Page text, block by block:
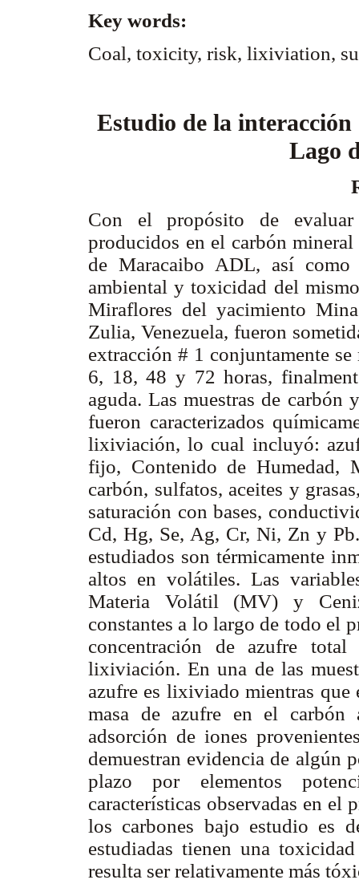
Key words:
Coal, toxicity, risk, lixiviation,
Estudio de la
Lago
Con el propósito de evaluar
producidos en el carbón
de Maracaibo ADL, así como
ambiental y toxicidad del
Miraflores del yacimiento
Zulia, Venezuela, fueron
extracción # 1 conjuntamente
6, 18, 48 y 72 horas,
aguda. Las muestras de
fueron caracterizados
lixiviación, lo cual incluyó:
fijo, Contenido de
carbón, sulfatos, aceites y
saturación con bases,
Cd, Hg, Se, Ag, Cr, Ni, Zn y
estudiados son térmicamente
altos en volátiles. Las
Materia Volátil (MV) y
constantes a lo largo de todo el
concentración de azufre
lixiviación. En una de las
azufre es lixiviado mientras
masa de azufre en el carbón
adsorción de iones
demuestran evidencia de algún
plazo por elementos
características observadas en el
los carbones bajo estudio es
estudiadas tienen una
resulta ser relativamente más